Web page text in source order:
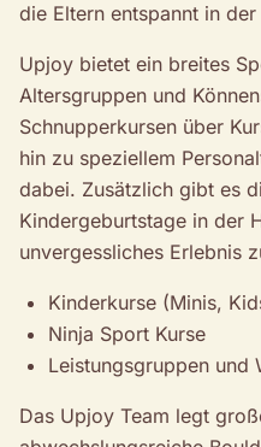
die Eltern entspannt in
Upjoy bietet ein breites
Altersgruppen und
Schnupperkursen über
hin zu speziellem
dabei. Zusätzlich gibt es
Kindergeburtstage in der
unvergessliches Erlebnis
Kinderkurse (Minis,
Ninja Sport Kurse
Leistungsgruppen und
Das Upjoy Team legt